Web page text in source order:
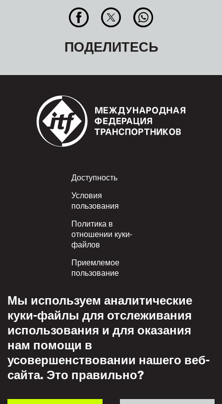
ПОДЕЛИТЕСЬ
Footer
Доступность
Условия
пользования
Политика в
отношении куки-
файлов
Приемлемое
пользование
конфиденциальности
Политика взаимного
уважения
Мы используем аналитические
куки-файлы для отслеживания
использования и для оказания
нам помощи в
усовершенствовании нашего веб-
сайта. Это правильно?